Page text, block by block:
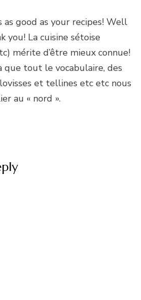
as good as your recipes! Well
you! La cuisine sétoise
mérite d’être mieux connue!
que tout le vocabulaire, des
et tellines etc etc nous
au « nord ».